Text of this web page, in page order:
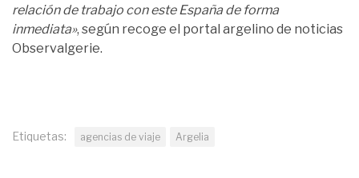
relación de trabajo con este España de forma
inmediata», según recoge el portal argelino de noticias
Observalgerie.
Etiquetas: agencias de viaje Argelia